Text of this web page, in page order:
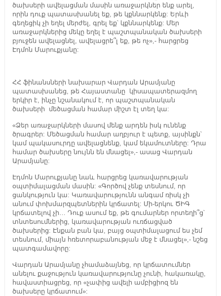
ծախսերի ավելացման մասին առաջարկներ ենք արել,
որին դուք պատասխանել եք, թե կքննարկենք: Երևի
գեղեցիկ չի եղել մերժել, գրել եք՝ կքննարկենք: Մեր
առաջարկներից մեկը եղել է պաշտպանական ծախսերի
բյուջեն ավելացնել, ավելացրե՞լ եք, թե ոչ»,- հարցրեց
Էդմոն Մարուքյանը:
ՀՀ ֆինանսների նախարար Վարդան Արամյանը
պատասխանեց, թե Հայաստանը կիսապատերազմող
երկիր է, ինչը նշանակում է, որ պաշտպանական
ծախսերի մեծացման համար միշտ էլ տեղ կա:
«Ձեր առաջարկների մասով մենք արդեն իսկ ունենք
ծրագրեր: Մեծացման համար աղբյուր է պետք, այսինքն՝
կամ պակասուրդը ավելացնենք, կամ եկամուտները: Դրա
համար ծախսերը նույնն են մնացել»,- ասաց Վարդան
Արամյանը:
Էդմոն Մարուքյանը նաև հարցրեց կառավարության
օպտիմալացման մասին: «Գործով չենք տեսնում, որ
ցանկություն կա: Կառավարությունն անգամ ռիսկ չի
անում փոխմարզպետներին կրճատել: Մի-երկու ԾԻԳ
կրճատելով չի… Դուք ասում եք, թե գումարներ որտեղի՞ց՝
տնտեսումներից, կառավարության ուռճացված
ծախսերից: Էնքան բան կա, բայց օպտիմալացում ես չեմ
տեսնում, միայն հռետորաբանության մեջ է մնացել»,- նշեց
պատգամավորը:
Վարդան Արամյանը չհամաձայնեց, որ կրճատումներ
անելու քաջություն կառավարությունը չունի, հակառակը,
հավաստիացրեց, որ «չափից ավելի ամբիցիոզ են
ծախսերը կրճատում»: